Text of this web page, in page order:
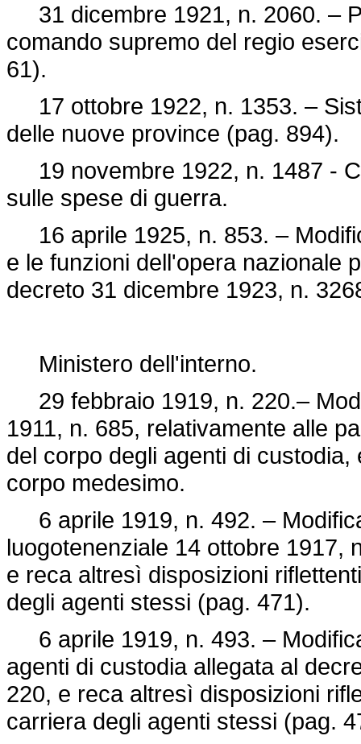
31 dicembre 1921, n. 2060. –
comando supremo del regio
61).
17 ottobre 1922, n. 1353. –
delle nuove province (pag. 894).
19 novembre 1922, n. 1487 -
sulle spese di guerra.
16 aprile 1925, n. 853. –
e le funzioni dell'opera nazionale
decreto 31 dicembre 1923, n.
Ministero dell'interno.
29 febbraio 1919, n. 220.–
1911, n. 685, relativamente alle
del corpo degli agenti di
corpo medesimo.
6 aprile 1919, n. 492. –
luogotenenziale 14 ottobre 1917,
e reca altresì disposizioni
degli agenti stessi (pag. 471).
6 aprile 1919, n. 493. –
agenti di custodia allegata al
220, e reca altresì disposizioni
carriera degli agenti stessi (pag.